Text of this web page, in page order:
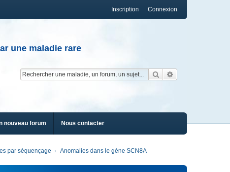
Connexion
Inscription
une maladie rare
Rechercher
nouveau forum Nous contacter
par séquençage Anomalies dans le gène SCN8A